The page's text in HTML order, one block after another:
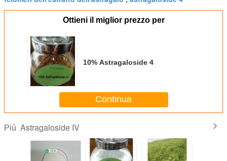
Ottieni il miglior prezzo per
10% Astragaloside 4
Continua
Più Astragaloside IV